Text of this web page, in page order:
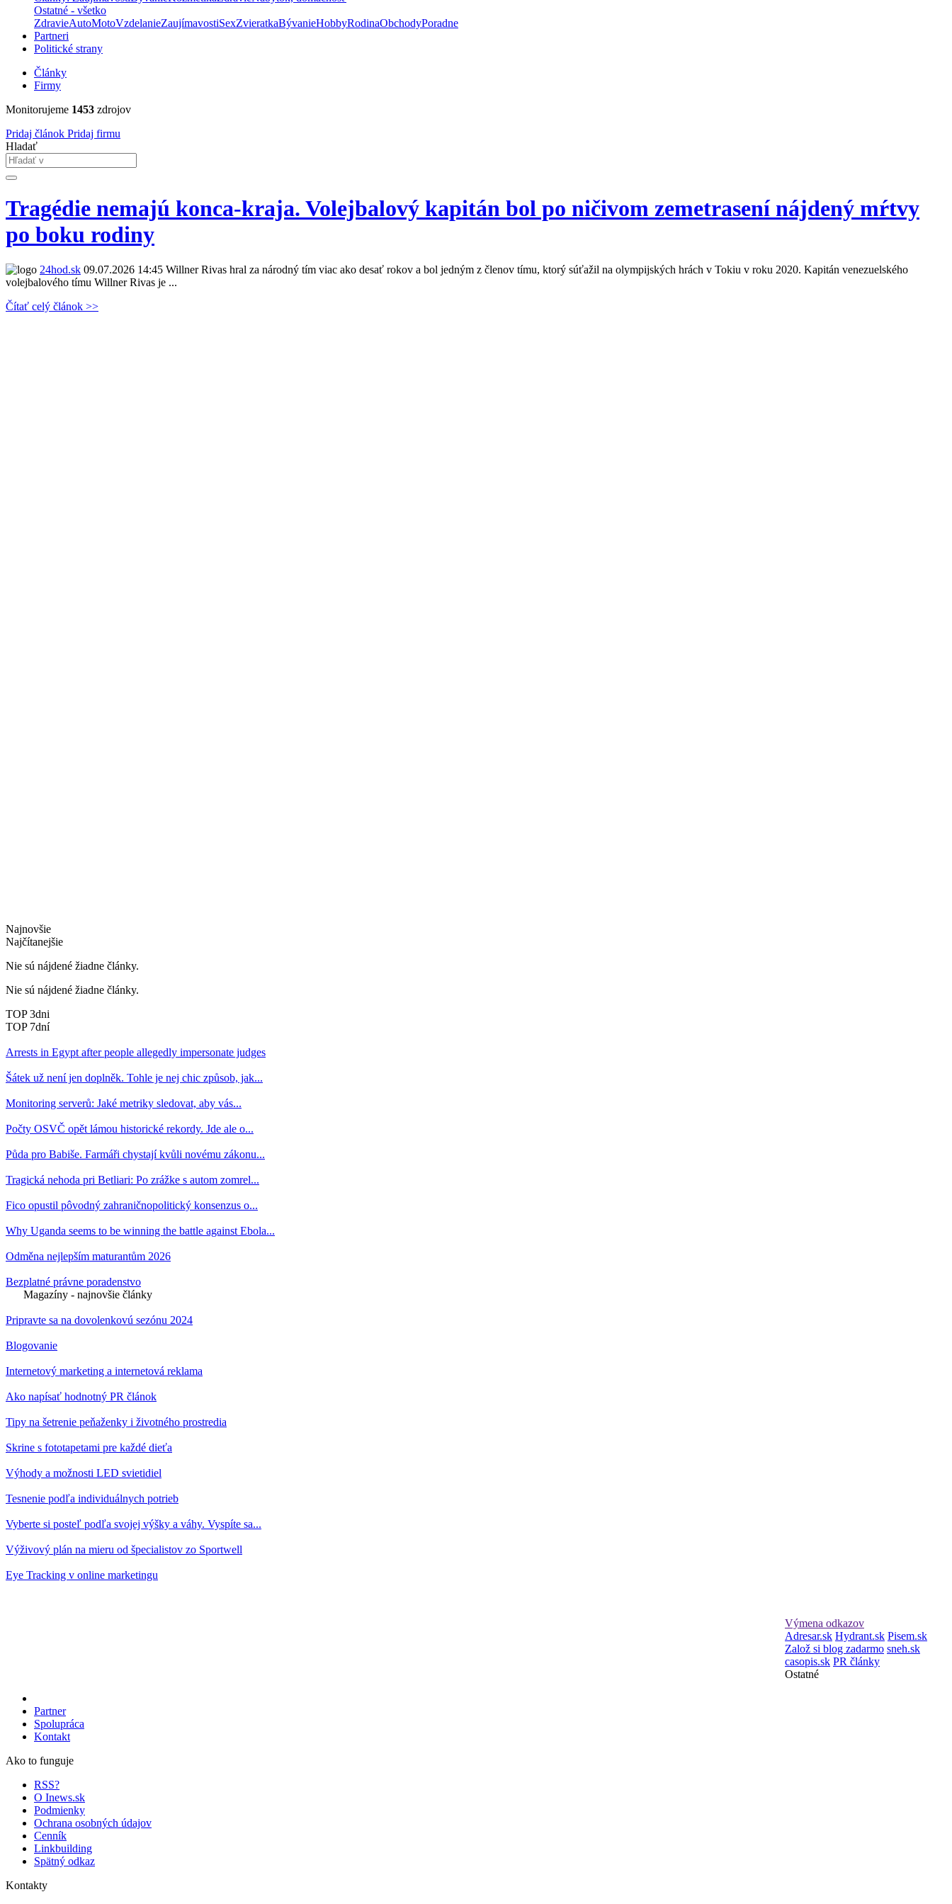
Ostatné - všetko
ZdravieAutoMotoVzdelanieZaujímavostiSexZvieratkaBývanieHobbyRodinaObchodyPoradne
Partneri
Politické strany
Články
Firmy
Monitorujeme 1453 zdrojov
Pridaj článok Pridaj firmu
Hladať
Tragédie nemajú konca-kraja. Volejbalový kapitán bol po ničivom zemetrasení nájdený mŕtvy
po boku rodiny
24hod.sk 09.07.2026 14:45 Willner Rivas hral za národný tím viac ako desať rokov a bol jedným z členov tímu, ktorý súťažil na olympijských hrách v Tokiu v roku 2020. Kapitán venezuelského
volejbalového tímu Willner Rivas je ...
Čítať celý článok >>
Najnovšie
Najčítanejšie
Nie sú nájdené žiadne články.
Nie sú nájdené žiadne články.
TOP 3dni
TOP 7dní
Arrests in Egypt after people allegedly impersonate judges
Šátek už není jen doplněk. Tohle je nej chic způsob, jak...
Monitoring serverů: Jaké metriky sledovat, aby vás...
Počty OSVČ opět lámou historické rekordy. Jde ale o...
Půda pro Babiše. Farmáři chystají kvůli novému zákonu...
Tragická nehoda pri Betliari: Po zrážke s autom zomrel...
Fico opustil pôvodný zahraničnopolitický konsenzus o...
Why Uganda seems to be winning the battle against Ebola...
Odměna nejlepším maturantům 2026
Bezplatné právne poradenstvo
Magazíny - najnovšie články
Pripravte sa na dovolenkovú sezónu 2024
Blogovanie
Internetový marketing a internetová reklama
Ako napísať hodnotný PR článok
Tipy na šetrenie peňaženky i životného prostredia
Skrine s fototapetami pre každé dieťa
Výhody a možnosti LED svietidiel
Tesnenie podľa individuálnych potrieb
Vyberte si posteľ podľa svojej výšky a váhy. Vyspíte sa...
Výživový plán na mieru od špecialistov zo Sportwell
Eye Tracking v online marketingu
Výmena odkazov
Adresar.sk Hydrant.sk Pisem.sk
Založ si blog zadarmo sneh.sk
casopis.sk PR články
Ostatné
Partner
Spolupráca
Kontakt
Ako to funguje
RSS?
O Inews.sk
Podmienky
Ochrana osobných údajov
Cenník
Linkbuilding
Spätný odkaz
Kontakty